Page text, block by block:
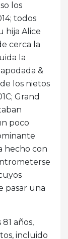
los
todos
hija Alice
cerca la
la
&
los nietos
Grand
poco
hecho con
pasar una
años,
incluido